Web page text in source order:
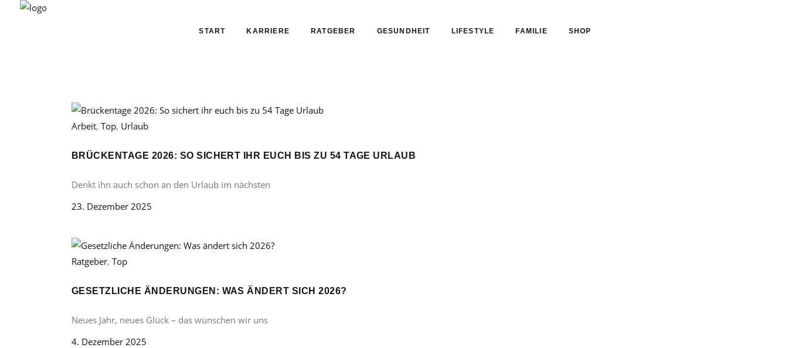
START KARRIERE RATGEBER GESUNDHEIT LIFESTYLE FAMILIE SHOP
Arbeit, Top, Urlaub
BRÜCKENTAGE 2026: SO SICHERT IHR EUCH BIS ZU 54 TAGE URLAUB
Denkt ihn auch schon an den Urlaub im nächsten
23. Dezember 2025
Ratgeber, Top
GESETZLICHE ÄNDERUNGEN: WAS ÄNDERT SICH 2026?
Neues Jahr, neues Glück – das wünschen wir uns
4. Dezember 2025